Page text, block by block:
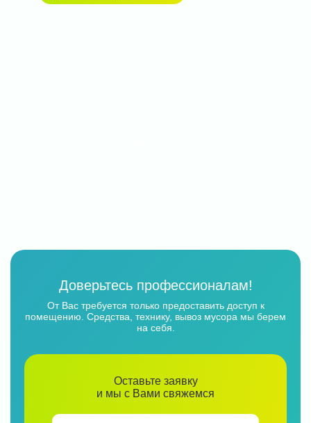
Доверьтесь профессионалам!
От Вас требуется только предоставить доступ к
помещению. Средства, технику, вывоз мусора мы берем
на себя.
Оставьте заявку
и мы с Вами свяжемся